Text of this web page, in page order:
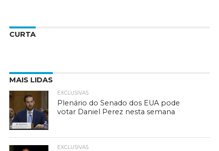
CURTA
MAIS LIDAS
EXCLUSIVAS
Plenário do Senado dos EUA pode
votar Daniel Perez nesta semana
EXCLUSIVAS